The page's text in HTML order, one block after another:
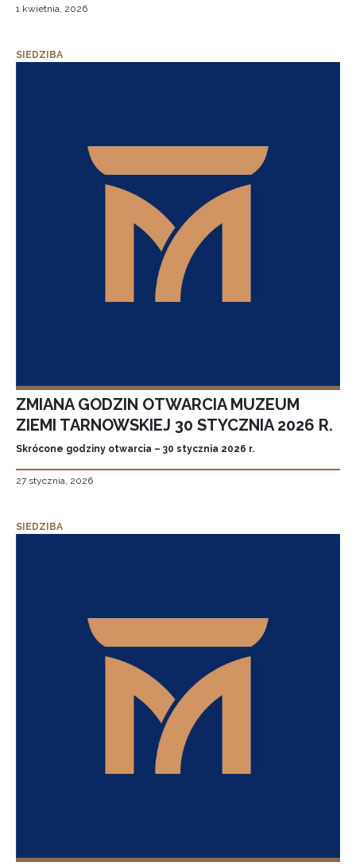
1 kwietnia, 2026
SIEDZIBA
ZMIANA GODZIN OTWARCIA MUZEUM
ZIEMI TARNOWSKIEJ 30 STYCZNIA 2026 R.
Skrócone godziny otwarcia – 30 stycznia 2026 r.
27 stycznia, 2026
SIEDZIBA